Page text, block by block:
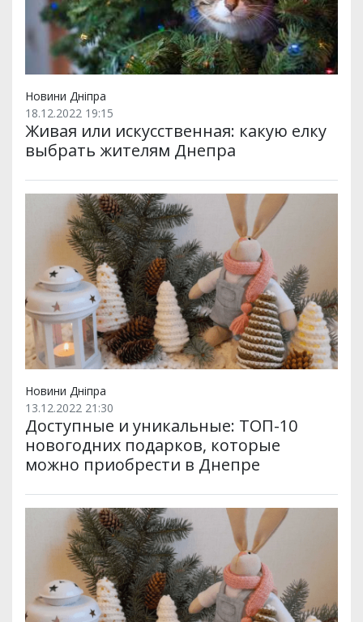
Новини Дніпра
18.12.2022 19:15
Живая или искусственная: какую елку
выбрать жителям Днепра
Новини Дніпра
13.12.2022 21:30
Доступные и уникальные: ТОП-10
новогодних подарков, которые
можно приобрести в Днепре